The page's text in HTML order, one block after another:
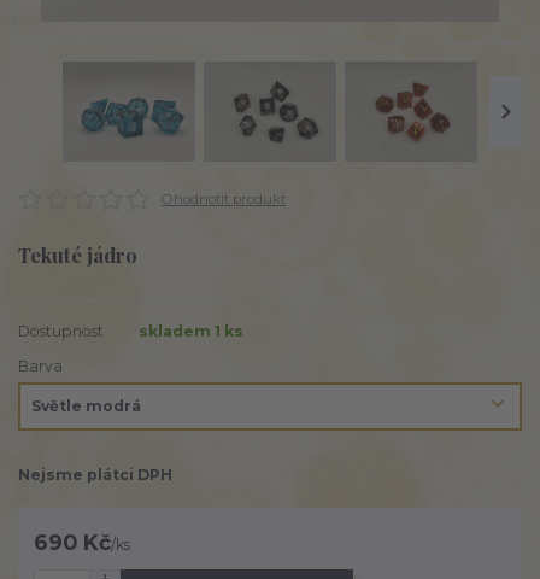
Ohodnotit produkt
Tekuté jádro
Dostupnost
skladem 1 ks
Barva
Nejsme plátci DPH
690 Kč/ks